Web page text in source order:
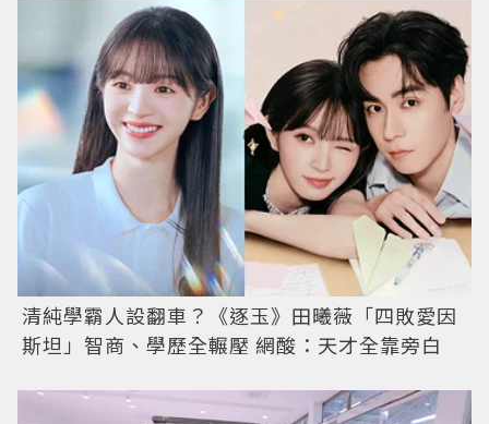
清純學霸人設翻車？《逐玉》田曦薇「四敗愛因
斯坦」智商、學歷全輾壓 網酸：天才全靠旁白